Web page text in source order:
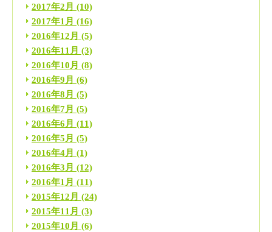
2017年2月 (10)
2017年1月 (16)
2016年12月 (5)
2016年11月 (3)
2016年10月 (8)
2016年9月 (6)
2016年8月 (5)
2016年7月 (5)
2016年6月 (11)
2016年5月 (5)
2016年4月 (1)
2016年3月 (12)
2016年1月 (11)
2015年12月 (24)
2015年11月 (3)
2015年10月 (6)